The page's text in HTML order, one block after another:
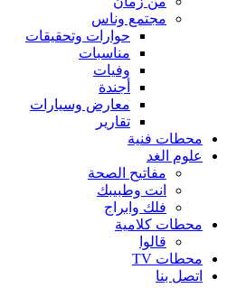
مجتمع وناس
حوارات وتحقيقات
مناسبات
وفيات
أجندة
معارض وسيارات
تقارير
محطات فنية
علوم الغد
مفاتيح الصحة
انت وطبيبك
فلك وابراج
محطات كلامية
قالوا
محطات TV
اتصل بنا